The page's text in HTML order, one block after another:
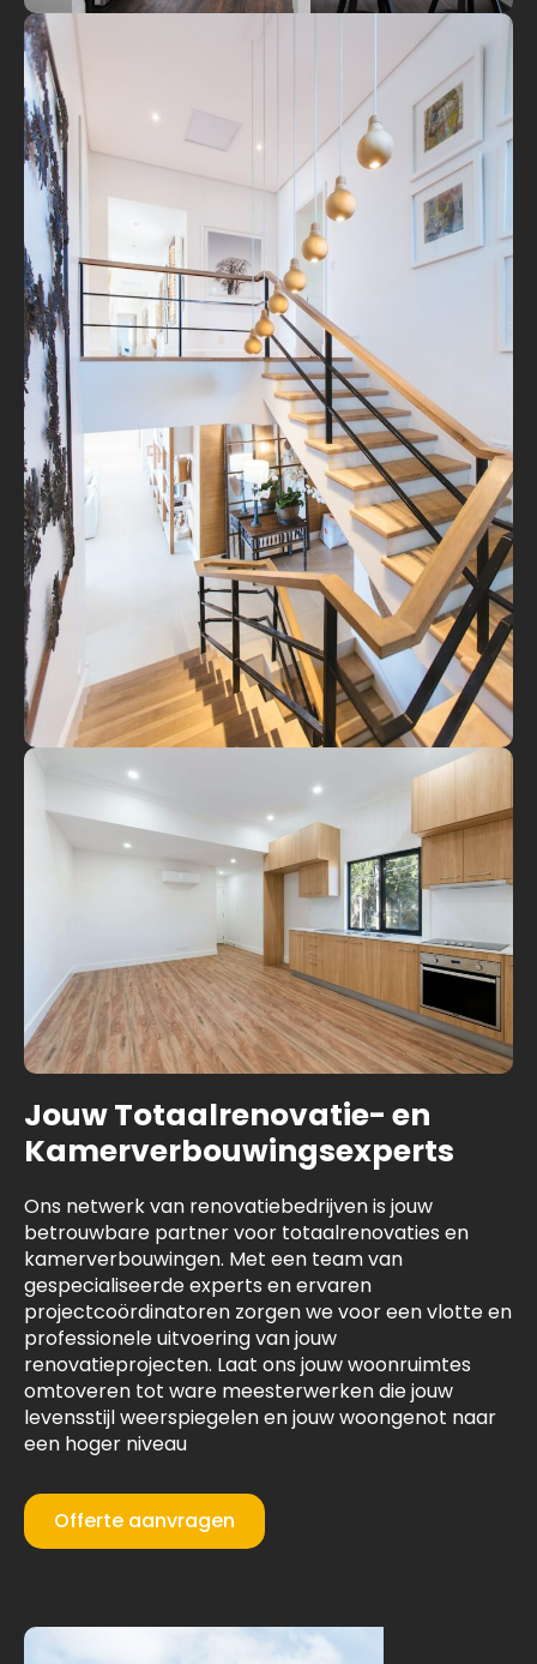
Jouw Totaalrenovatie- en
Kamerverbouwingsexperts
Ons netwerk van renovatiebedrijven is jouw
betrouwbare partner voor totaalrenovaties en
kamerverbouwingen. Met een team van
gespecialiseerde experts en ervaren
projectcoördinatoren zorgen we voor een vlotte en
professionele uitvoering van jouw
renovatieprojecten. Laat ons jouw woonruimtes
omtoveren tot ware meesterwerken die jouw
levensstijl weerspiegelen en jouw woongenot naar
een hoger niveau
Offerte aanvragen